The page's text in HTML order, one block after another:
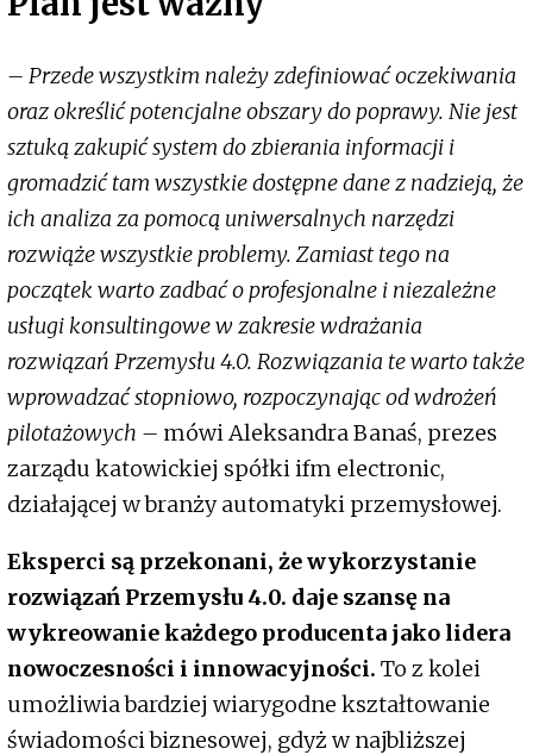
– Przede wszystkim należy zdefiniować oczekiwania
oraz określić potencjalne obszary do poprawy. Nie jest
sztuką zakupić system do zbierania informacji i
gromadzić tam wszystkie dostępne dane z nadzieją, że
ich analiza za pomocą uniwersalnych narzędzi
rozwiąże wszystkie problemy. Zamiast tego na
początek warto zadbać o profesjonalne i niezależne
usługi konsultingowe w zakresie wdrażania
rozwiązań Przemysłu 4.0. Rozwiązania te warto także
wprowadzać stopniowo, rozpoczynając od wdrożeń
pilotażowych – mówi Aleksandra Banaś, prezes
zarządu katowickiej spółki ifm electronic,
działającej w branży automatyki przemysłowej.
Eksperci są przekonani, że wykorzystanie
rozwiązań Przemysłu 4.0. daje szansę na
wykreowanie każdego producenta jako lidera
nowoczesności i innowacyjności. To z kolei
umożliwia bardziej wiarygodne kształtowanie
świadomości biznesowej, gdyż w najbliższej